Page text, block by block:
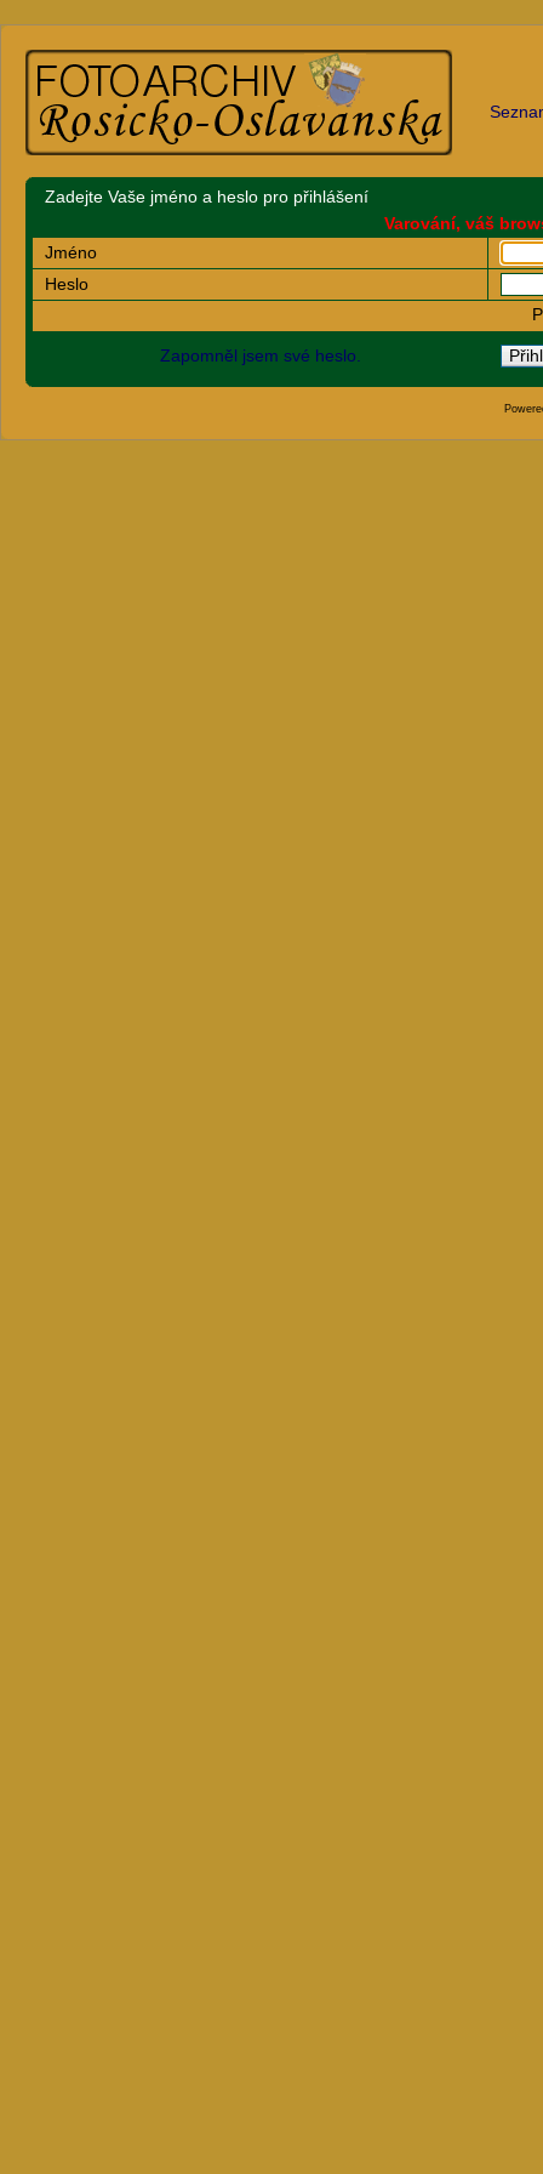
Zadejte Vaše jméno a heslo pro přihlášení
Varování, váš
Jméno
Heslo
Zapomněl jsem své heslo.